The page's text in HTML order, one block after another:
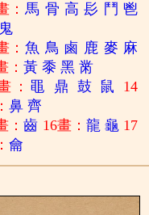
：馬 骨 高 髟 鬥 鬯
鬼
：魚 鳥 鹵 鹿 麥 麻
：黃 黍 黑 黹
： 黽 鼎 鼓 鼠
14
鼻 齊
：齒 16畫： 龍 龜 17
龠